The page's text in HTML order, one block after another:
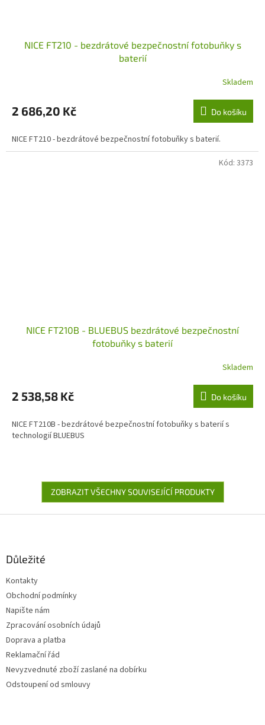
NICE FT210 - bezdrátové bezpečnostní fotobuňky s
baterií
Skladem
2 686,20 Kč Do košíku
NICE FT210 - bezdrátové bezpečnostní fotobuňky s baterií.
NICE FT210B - BLUEBUS bezdrátové bezpečnostní
fotobuňky s baterií
Skladem
2 538,58 Kč Do košíku
NICE FT210B - bezdrátové bezpečnostní fotobuňky s baterií s
technologií BLUEBUS
Kód: 3373
ZOBRAZIT VŠECHNY SOUVISEJÍCÍ PRODUKTY
Důležité
Kontakty
Obchodní podmínky
Napište nám
Zpracování osobních údajů
Doprava a platba
Reklamační řád
Nevyzvednuté zboží zaslané na dobírku
Odstoupení od smlouvy